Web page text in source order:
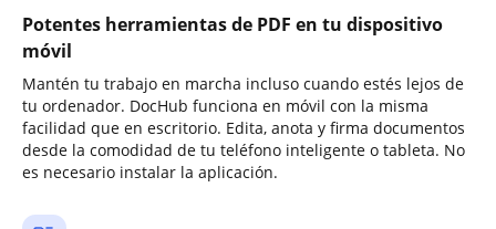
Potentes herramientas de PDF en tu dispositivo
móvil
Mantén tu trabajo en marcha incluso cuando estés lejos de
tu ordenador. DocHub funciona en móvil con la misma
facilidad que en escritorio. Edita, anota y firma documentos
desde la comodidad de tu teléfono inteligente o tableta. No
es necesario instalar la aplicación.